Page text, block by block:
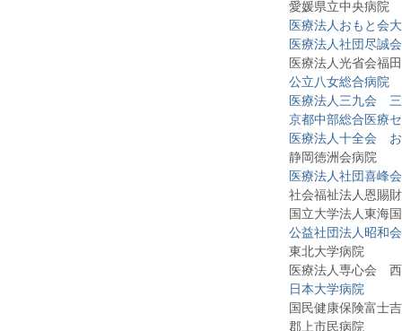
愛媛県立中央病院
医療法人おもと会
医療法人社団尽誠
医療法人光省会福田
公立八女総合病院
医療法人三九会
京都中部総合医療
医療法人十全会
静岡徳洲会病院
医療法人社団喜峰会
社会福祉法人恩賜財
国立大学法人東海国立
公益社団法人昭和
東北大学病院
医療法人専心会 西
日本大学病院
国民健康保険富士吉
郡上市民病院